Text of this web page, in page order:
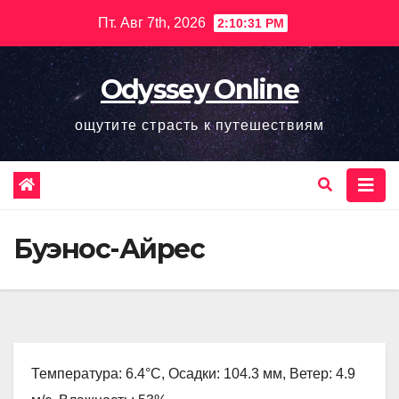
содержимому
Пт. Авг 7th, 2026 2:10:32 PM
Odyssey Online
ощутите страсть к путешествиям
Буэнос-Айрес
Температура: 6.4°C, Осадки: 104.3 мм, Ветер: 4.9